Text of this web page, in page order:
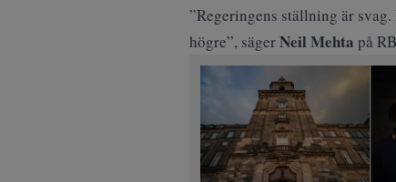
”Regeringens ställning är
högre”, sägerNeil Mehta på